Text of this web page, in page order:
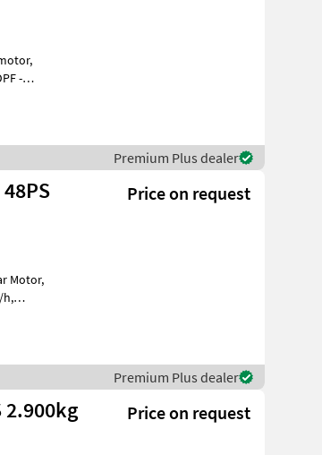
Premium Plus dealer
Price on request
Premium Plus dealer
2.900kg
Price on request